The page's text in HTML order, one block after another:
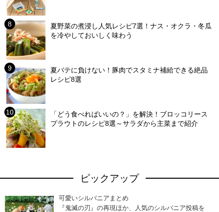
夏野菜の煮浸し人気レシピ7選！ナス・オクラ・冬瓜
を冷やしておいしく味わう
夏バテに負けない！豚肉でスタミナ補給できる絶品
レシピ8選
「どう食べればいいの？」を解決！ブロッコリース
プラウトのレシピ8選～サラダから主菜まで紹介
ピックアップ
可愛いシルバニアまとめ
『鬼滅の刃』の再現ほか、人気のシルバニア投稿を